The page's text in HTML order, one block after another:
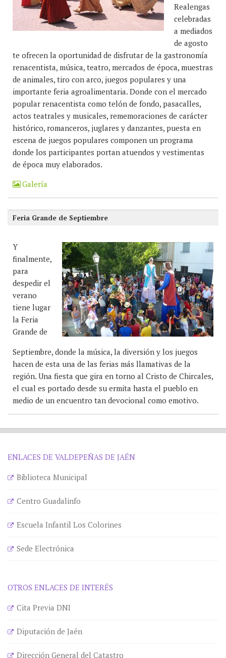
Realengas
celebradas
a mediados
de agosto
te ofrecen la oportunidad de disfrutar de la gastronomía
renacentista, música, teatro, mercados de época, muestras
de animales, tiro con arco, juegos populares y una
importante feria agroalimentaria. Donde con el mercado
popular renacentista como telón de fondo, pasacalles,
actos teatrales y musicales, rememoraciones de carácter
histórico, romanceros, juglares y danzantes, puesta en
escena de juegos populares componen un programa
donde los participantes portan atuendos y vestimentas
de época muy elaborados.
Galería
Feria Grande de Septiembre
Y
finalmente,
para
despedir el
verano
tiene lugar
la Feria
Grande de
Septiembre, donde la música, la diversión y los juegos
hacen de esta una de las ferias más llamativas de la
región. Una fiesta que gira en torno al Cristo de Chircales,
el cual es portado desde su ermita hasta el pueblo en
medio de un encuentro tan devocional como emotivo.
ENLACES DE VALDEPEÑAS DE JAÉN
Biblioteca Municipal
Centro Guadalinfo
Escuela Infantil Los Colorines
Sede Electrónica
OTROS ENLACES DE INTERÉS
Cita Previa DNI
Diputación de Jaén
Dirección General del Catastro